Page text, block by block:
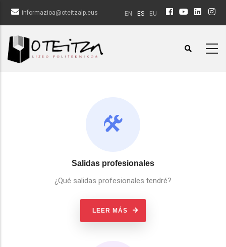
principal
informazioa@oteitzalp.eus EU
ES
EN
Salidas profesionales
¿Qué salidas profesionales tendré?
LEER MÁS